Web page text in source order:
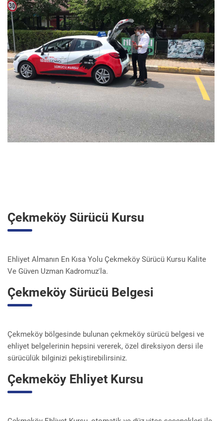
Çekmeköy Sürücü Kursu
Ehliyet Almanın En Kısa Yolu Çekmeköy Sürücü Kursu Kalite
Ve Güven Uzman Kadromuz'la.
Çekmeköy Sürücü Belgesi
Çekmeköy bölgesinde bulunan çekmeköy sürücü belgesi ve
ehliyet belgelerinin hepsini vererek, özel direksiyon dersi ile
sürücülük bilginizi pekiştirebilirsiniz.
Çekmeköy Ehliyet Kursu